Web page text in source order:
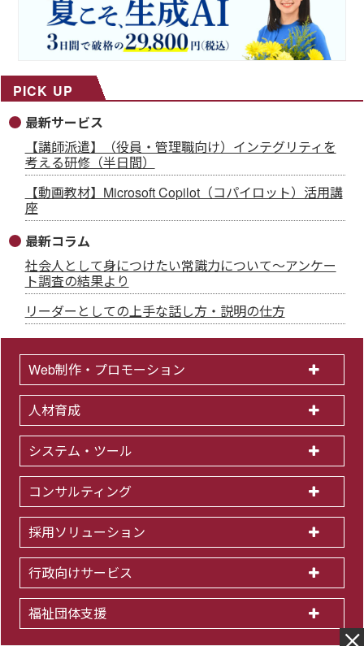
PICK UP
最新サービス
【講師派遣】（役員・管理職向け）インテグリティを
考える研修（半日間）
【動画教材】Microsoft Copilot（コパイロット）活用講
座
最新コラム
社会人として身につけたい常識力について～アンケー
ト調査の結果より
リーダーとしての上手な話し方・説明の仕方
Web制作・プロモーション
人材育成
システム・ツール
コンサルティング
採用ソリューション
行政向けサービス
福祉団体支援